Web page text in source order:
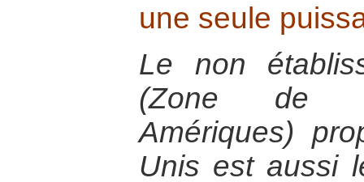
une seule
Le non
(Zone de
Amériques)
Unis est aussi